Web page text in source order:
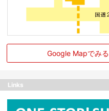
Google Mapでみる
Links